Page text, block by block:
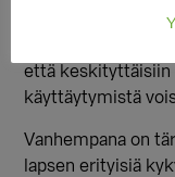
Eli lapsen
että keskityttäisiin
käyttäytymistä
Vanhempana on
lapsen erityisiä